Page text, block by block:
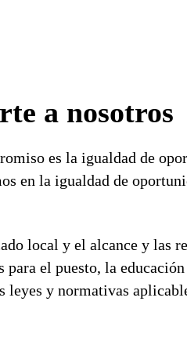
a nosotros
es la igualdad de
en la igualdad de
local y el alcance y las
el puesto, la
leyes y normativas